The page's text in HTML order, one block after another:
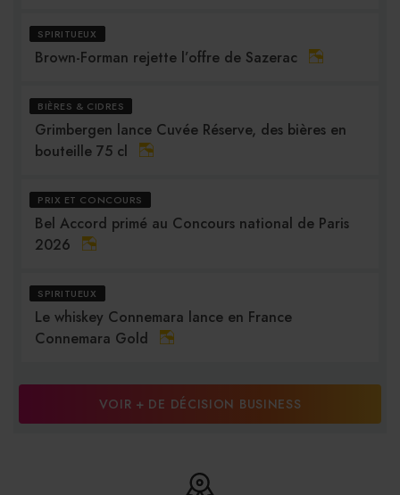
SPIRITUEUX
Brown-Forman rejette l’offre de Sazerac
BIÈRES & CIDRES
Grimbergen lance Cuvée Réserve, des bières en
bouteille 75 cl
PRIX ET CONCOURS
Bel Accord primé au Concours national de Paris
2026
SPIRITUEUX
Le whiskey Connemara lance en France
Connemara Gold
VOIR + DE DÉCISION BUSINESS